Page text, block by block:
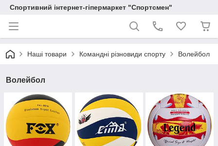
Спортивний інтернет-гіпермаркет "Спортсмен"
Наші товари Командні різновиди спорту Волейбол
Волейбол